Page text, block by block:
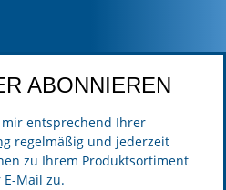
ABONNIEREN
entsprechend Ihrer
regelmäßig und jederzeit
zu Ihrem Produktsortiment
E-Mail zu.